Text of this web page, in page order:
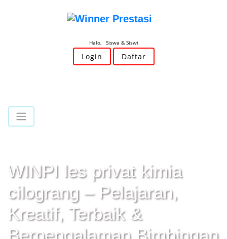
Halo, Siswa & Siswi
Login Daftar
WINPI les privat kimia
cilograng – Pelajaran,
Kreatif, Terbaik &
Berpengalaman Bimbingan